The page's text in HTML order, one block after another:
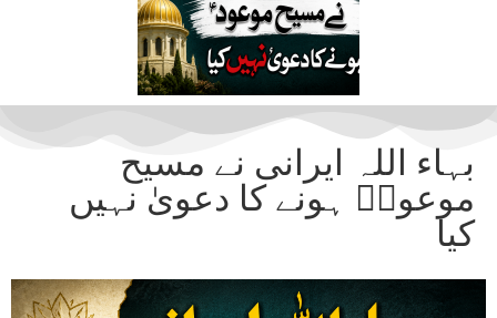
بہاء اللہ ایرانی نے مسیح
موعودؑ ہونے کا دعویٰ نہیں
کیا